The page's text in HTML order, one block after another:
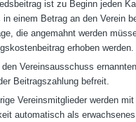
ist zu Beginn jeden
einem Betrag an den Verein
die angemahnt werden
erhoben werden.
den Vereinsausschuss
Beitragszahlung befreit.
Vereinsmitglieder werden
automatisch als